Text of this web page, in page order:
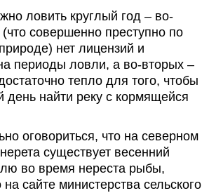
ловить круглый год – во-
совершенно преступно по
нет лицензий и
периоды ловли, а во-вторых –
тепло для того, чтобы
день найти реку с кормящейся
оговориться, что на северном
существует весенний
во время нереста рыбы,
на сайте министерства сельского